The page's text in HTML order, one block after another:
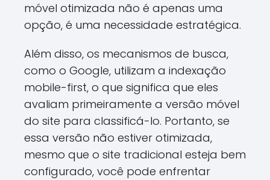
móvel otimizada não é apenas uma
opção, é uma necessidade estratégica.
Além disso, os mecanismos de busca,
como o Google, utilizam a indexação
mobile-first, o que significa que eles
avaliam primeiramente a versão móvel
do site para classificá-lo. Portanto, se
essa versão não estiver otimizada,
mesmo que o site tradicional esteja bem
configurado, você pode enfrentar